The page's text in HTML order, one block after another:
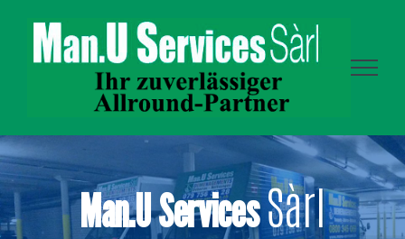
content
Man.U ServicesSàrl